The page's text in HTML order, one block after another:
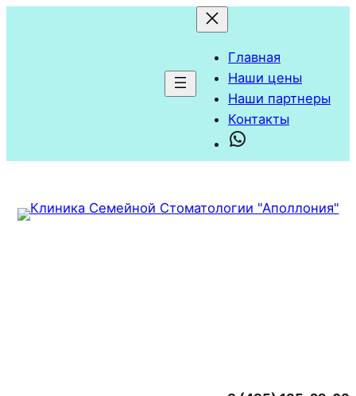
Главная
Наши цены
Наши партнеры
Контакты
WhatsApp